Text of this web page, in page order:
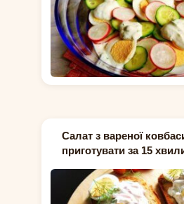
Салат з вареної
приготувати за 15